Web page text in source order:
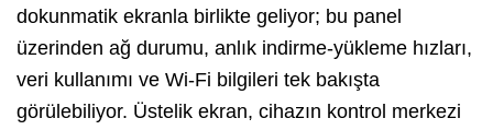
dokunmatik ekranla birlikte geliyor; bu panel
üzerinden ağ durumu, anlık indirme-yükleme hızları,
veri kullanımı ve Wi-Fi bilgileri tek bakışta
görülebiliyor. Üstelik ekran, cihazın kontrol merkezi